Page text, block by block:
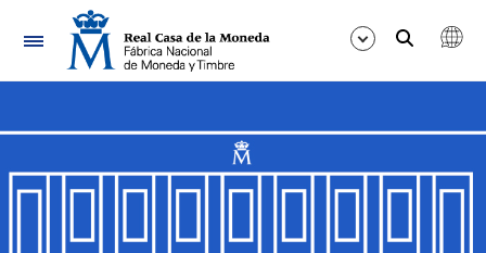
Navegación
Mostrar/Ocultar